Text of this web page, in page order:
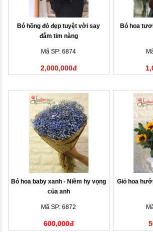
Bó hồng đỏ đẹp tuyệt vời say
đắm tim nàng
Mã SP: 6874
2,000,000đ
Bó hoa
Bó hoa baby xanh - Niềm hy vọng
của anh
Mã SP: 6872
600,000đ
Giỏ hoa